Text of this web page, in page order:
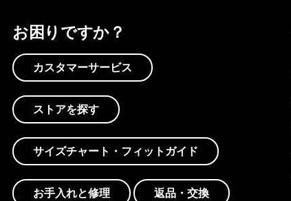
お困りですか？
カスタマーサービス
ストアを探す
サイズチャート・フィットガイド
お手入れと修理 返品・交換